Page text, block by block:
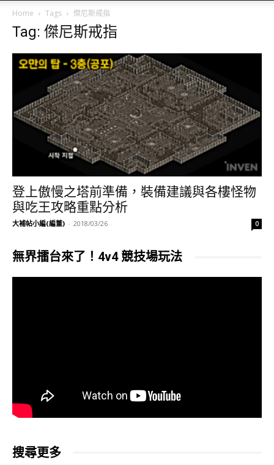
Home Tags 傑尼斯戒指
Tag: 傑尼斯戒指
登上傲慢之塔前準備，裝備建議與各樓怪物
與吃王攻略重點分析
大補帖小編(編董) - 2018/03/26 0
無界擂台來了！4v4 競技場玩法
搜尋更多